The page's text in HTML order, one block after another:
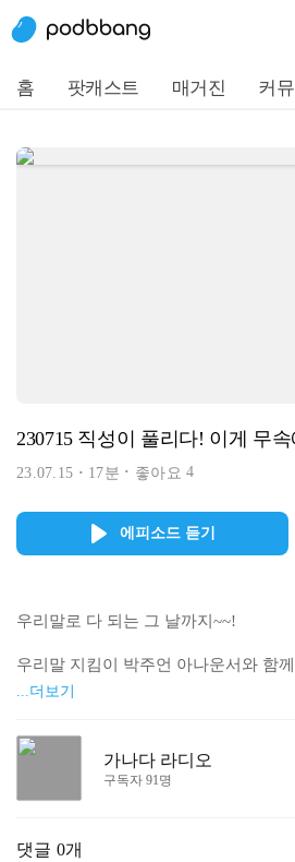
홈 팟캐스트 매거진 커
230715 직성이 풀리다! 이게 무
23.07.15 17분 좋아요4
에피소드 듣기
우리말로 다 되는 그 날까지~~!
우리말 지킴이 박주언 아나운서와 함
일까요?
...더보기
가나다 라디오
구독자 91명
댓글 0개